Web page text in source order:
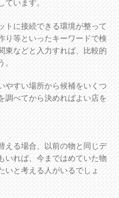
ています。
トに接続できる環境が整って
り等といったキーワードで検
東などと入力すれば、比較的
。
やすい場所から候補をいくつ
調べてから決めればよい店を
える場合、以前の物と同じデ
いれば、今まではめていた物
いと考える人がいるでしょ